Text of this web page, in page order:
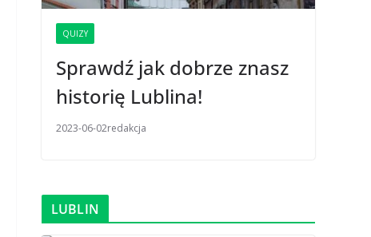
QUIZY
Sprawdź jak dobrze znasz
historię Lublina!
2023-06-02redakcja
LUBLIN